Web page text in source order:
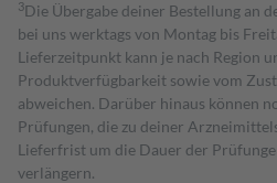
3Die Übergabe deiner Bestellung an
bei uns werktags von Montag bis
Lieferzeitpunkt kann je nach Region
Produktverfügbarkeit sowie vom
abweichen. Darüber hinaus können
Prüfungen, die zu deiner
Lieferfrist um die Dauer der
verlängern.